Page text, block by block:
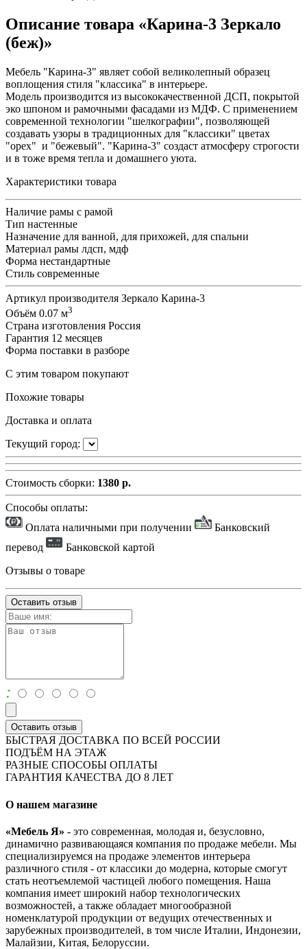
Описание товара «Карина-3 Зеркало
(беж)»
Мебель "Карина-3" являет собой великолепный образец
воплощения стиля "классика" в интерьере.
Модель производится из высококачественной ДСП, покрытой
эко шпоном и рамочными фасадами из МДФ. С применением
современной технологии "шелкографии", позволяющей
создавать узоры в традиционных для "классики" цветах
"орех" и "бежевый". "Карина-3" создаст атмосферу строгости
и в тоже время тепла и домашнего уюта.
Характеристики товара
Наличие рамы с рамой
Тип настенные
Назначение для ванной, для прихожей, для спальни
Материал рамы лдсп, мдф
Форма нестандартные
Стиль современные
Артикул производителя Зеркало Карина-3
Объём 0.07 м3
Страна изготовления Россия
Гарантия 12 месяцев
Форма поставки в разборе
С этим товаром покупают
Похожие товары
Доставка и оплата
Текущий город:
Стоимость сборки: 1380 р.
Способы оплаты:
Оплата наличными при получении
Банковский
перевод
Банковской картой
Отзывы о товаре
Оставить отзыв
:
Оставить отзыв
БЫСТРАЯ ДОСТАВКА ПО ВСЕЙ РОССИИ
ПОДЪЁМ НА ЭТАЖ
РАЗНЫЕ СПОСОБЫ ОПЛАТЫ
ГАРАНТИЯ КАЧЕСТВА ДО 8 ЛЕТ
О нашем магазине
«Мебель Я» - это современная, молодая и, безусловно,
динамично развивающаяся компания по продаже мебели. Мы
специализируемся на продаже элементов интерьера
различного стиля - от классики до модерна, которые смогут
стать неотъемлемой частицей любого помещения. Наша
компания имеет широкий набор технологических
возможностей, а также обладает многообразной
номенклатурой продукции от ведущих отечественных и
зарубежных производителей, в том числе Италии, Индонезии,
Малайзии, Китая, Белоруссии.